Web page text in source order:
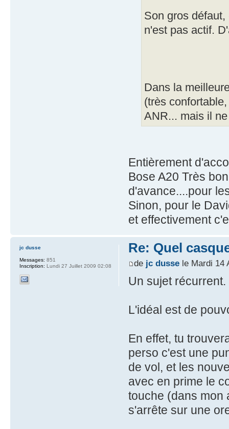
Son gros
n'est pas actif.
Dans la
(très
ANR... mais il
Entièrement
Bose A20 Très
d'avance....pour
Sinon, pour le
et effectivement
Re: Quel
de jc dussele Mardi 14
Un sujet récurrent.
L'idéal est de
En effet, tu
perso c'est une
de vol, et les
avec en prime le
touche (dans mon
s'arrête sur une
jc dusse
Messages: 851
Inscription: Lundi 27 Juillet 2009 02:08